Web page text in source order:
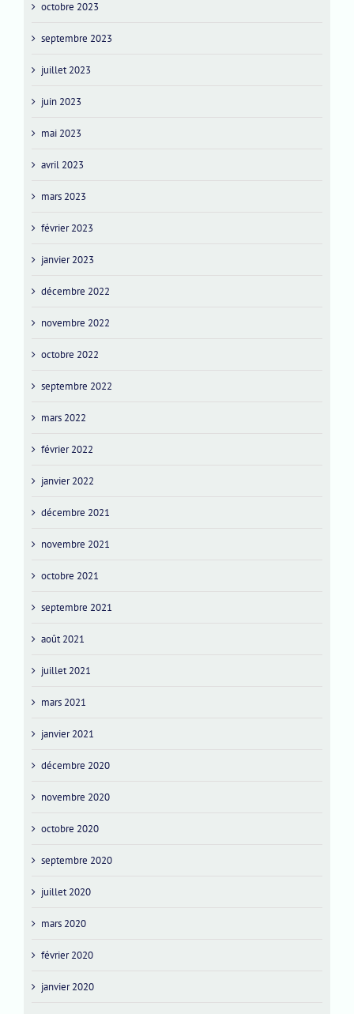
octobre 2023
septembre 2023
juillet 2023
juin 2023
mai 2023
avril 2023
mars 2023
février 2023
janvier 2023
décembre 2022
novembre 2022
octobre 2022
septembre 2022
mars 2022
février 2022
janvier 2022
décembre 2021
novembre 2021
octobre 2021
septembre 2021
août 2021
juillet 2021
mars 2021
janvier 2021
décembre 2020
novembre 2020
octobre 2020
septembre 2020
juillet 2020
mars 2020
février 2020
janvier 2020